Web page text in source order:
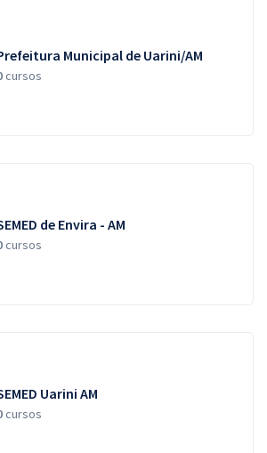
Municipal de Uarini/AM
cursos
de Envira - AM
cursos
Uarini AM
cursos